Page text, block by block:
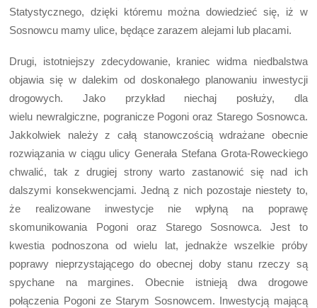
Statystycznego, dzięki któremu można dowiedzieć się, iż w
Sosnowcu mamy ulice, będące zarazem alejami lub placami.
Drugi, istotniejszy zdecydowanie, kraniec widma niedbalstwa
objawia się w dalekim od doskonałego planowaniu inwestycji
drogowych. Jako przykład niechaj posłuży, dla
wielu newralgiczne, pogranicze Pogoni oraz Starego Sosnowca.
Jakkolwiek należy z całą stanowczością wdrażane obecnie
rozwiązania w ciągu ulicy Generała Stefana Grota-Roweckiego
chwalić, tak z drugiej strony warto zastanowić się nad ich
dalszymi konsekwencjami. Jedną z nich pozostaje niestety to,
że realizowane inwestycje nie wpłyną na poprawę
skomunikowania Pogoni oraz Starego Sosnowca. Jest to
kwestia podnoszona od wielu lat, jednakże wszelkie próby
poprawy nieprzystającego do obecnej doby stanu rzeczy są
spychane na margines. Obecnie istnieją dwa drogowe
połączenia Pogoni ze Starym Sosnowcem. Inwestycją mającą